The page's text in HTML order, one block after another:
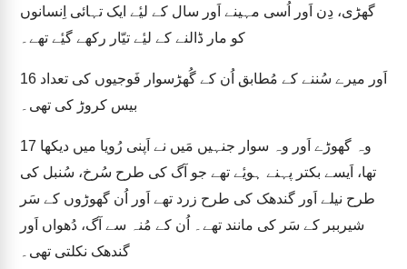
گھڑی، دِن اَور اُسی مہینے اَور سال کے لیٔے ایک تہائی اِنسانوں
کو مار ڈالنے کے لیٔے تیّار رکھے گیٔے تھے۔
16
بیس کروڑ کی تھی۔
17
تھا، اَیسے بکتر پہنے ہویٔے تھے جو آگ کی طرح سُرخ، سُنبل کی
طرح نیلے اَور گندھک کی طرح زرد تھے اَور اُن گھوڑوں کے سَر
شیرببر کے سَر کی مانند تھے۔ اُن کے مُنہ سے آگ، دُھواں اَور
گندھک نکلتی تھی۔